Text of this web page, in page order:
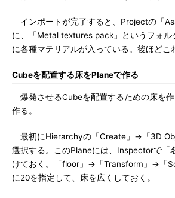
インポートが完了すると、Projectの「
に、「Metal textures pack」というフォル
に各種マテリアルが入っている。後ほどこ
Cubeを配置する床をPlaneで作る
爆発させるCubeを配置するための床を
作る。
最初にHierarchyの「Create」→「3D
選択する。このPlaneには、Inspectorで「
けておく。「floor」→「Transform」→「
に20を指定して、床を広くしておく。